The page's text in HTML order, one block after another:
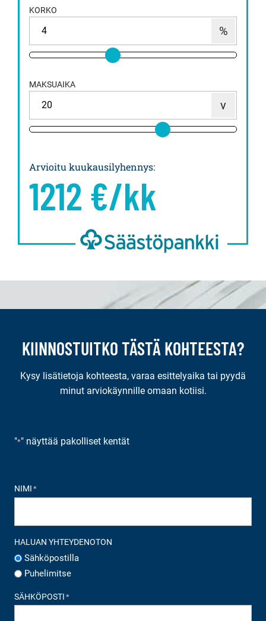
KORKO
MAKSUAIKA
Arvioitu kuukausilyhennys:
1212 €/kk
KIINNOSTUITKO TÄSTÄ KOHTEESTA?
Kysy lisätietoja kohteesta, varaa esittelyaika tai pyydä
minut arviokäynnille omaan kotiisi.
"*" näyttää pakolliset kentät
NIMI *
HALUAN YHTEYDENOTON
Sähköpostilla
Puhelimitse
SÄHKÖPOSTI *